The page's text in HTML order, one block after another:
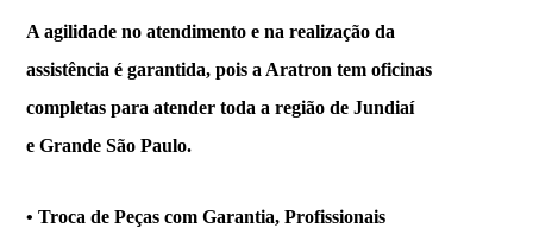
A agilidade no atendimento e na realização da
assistência é garantida, pois a Aratron tem oficinas
completas para atender toda a região de Jundiaí
e Grande São Paulo.
• Troca de Peças com Garantia, Profissionais